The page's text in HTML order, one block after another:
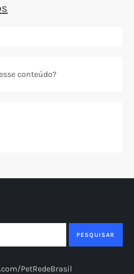
conteúdo?
PESQUISAR
PetRedeBrasil